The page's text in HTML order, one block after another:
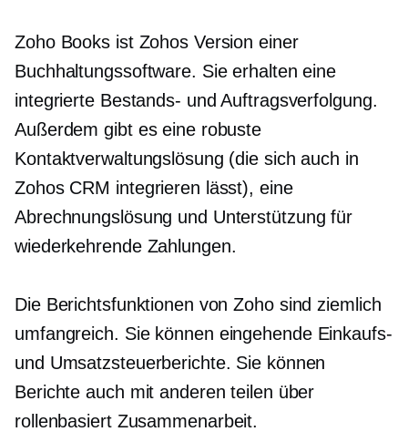
Zoho Books ist Zohos Version einer
Buchhaltungssoftware. Sie erhalten eine
integrierte Bestands- und Auftragsverfolgung.
Außerdem gibt es eine robuste
Kontaktverwaltungslösung (die sich auch in
Zohos CRM integrieren lässt), eine
Abrechnungslösung und Unterstützung für
wiederkehrende Zahlungen.
Die Berichtsfunktionen von Zoho sind ziemlich
umfangreich. Sie können eingehendeEinkaufs-
und Umsatzsteuerberichte. Sie können
Berichte auch mit anderen teilen über
rollenbasiertZusammenarbeit.